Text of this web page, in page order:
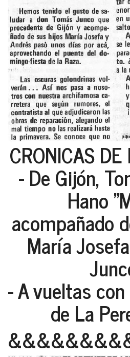
CRONICAS
- De Gijón,
Hano
acompañado
María
- A vueltas
de La